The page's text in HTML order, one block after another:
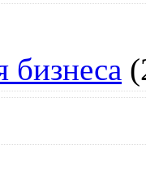
бизнеса